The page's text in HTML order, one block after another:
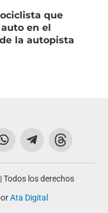
que
en el
la autopista
Todos los derechos
Ata Digital